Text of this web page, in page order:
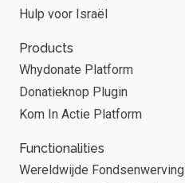
Hulp voor Israël
Products
Whydonate Platform
Donatieknop Plugin
Kom In Actie Platform
Functionalities
Wereldwijde Fondsenwerving